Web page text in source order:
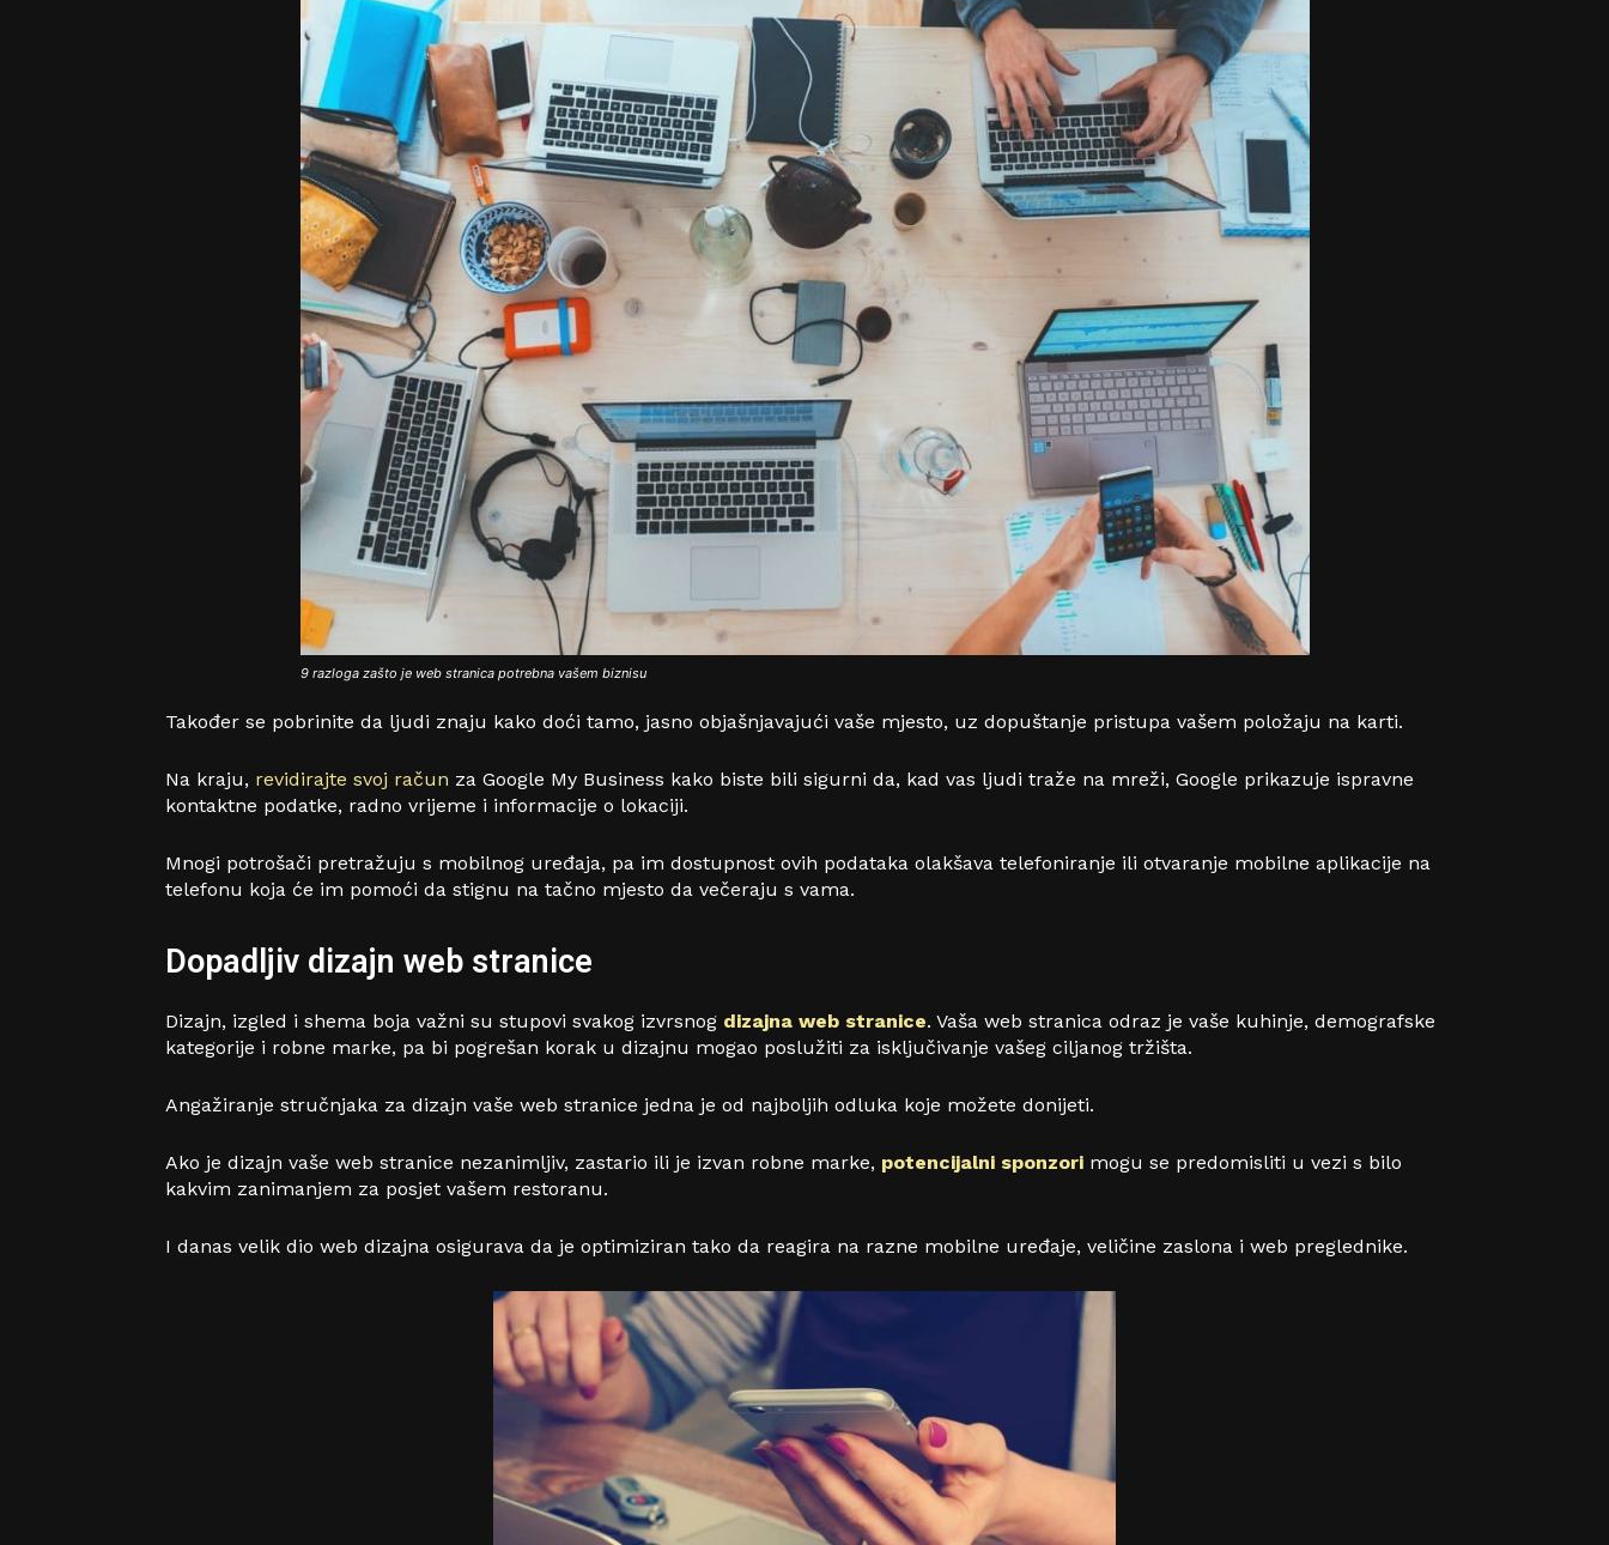
9 razloga zašto je web stranica potrebna vašem biznisu
Također se pobrinite da ljudi znaju kako doći tamo, jasno objašnjavajući vaše mjesto, uz dopuštanje pristupa vašem položaju na karti.
Na kraju, revidirajte svoj račun za Google My Business kako biste bili sigurni da, kad vas ljudi traže na mreži, Google prikazuje ispravne
kontaktne podatke, radno vrijeme i informacije o lokaciji.
Mnogi potrošači pretražuju s mobilnog uređaja, pa im dostupnost ovih podataka olakšava telefoniranje ili otvaranje mobilne aplikacije na
telefonu koja će im pomoći da stignu na tačno mjesto da večeraju s vama.
Dopadljiv dizajn web stranice
Dizajn, izgled i shema boja važni su stupovi svakog izvrsnog dizajna web stranice. Vaša web stranica odraz je vaše kuhinje, demografske
kategorije i robne marke, pa bi pogrešan korak u dizajnu mogao poslužiti za isključivanje vašeg ciljanog tržišta.
Angažiranje stručnjaka za dizajn vaše web stranice jedna je od najboljih odluka koje možete donijeti.
Ako je dizajn vaše web stranice nezanimljiv, zastario ili je izvan robne marke, potencijalni sponzori mogu se predomisliti u vezi s bilo
kakvim zanimanjem za posjet vašem restoranu.
I danas velik dio web dizajna osigurava da je optimiziran tako da reagira na razne mobilne uređaje, veličine zaslona i web preglednike.